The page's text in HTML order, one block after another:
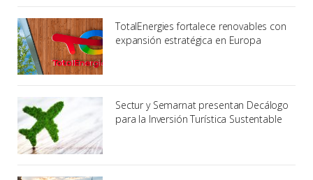
TotalEnergies fortalece renovables con
expansión estratégica en Europa
Sectur y Semarnat presentan Decálogo
para la Inversión Turística Sustentable